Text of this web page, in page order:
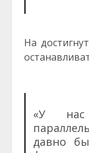
На
«У
давно